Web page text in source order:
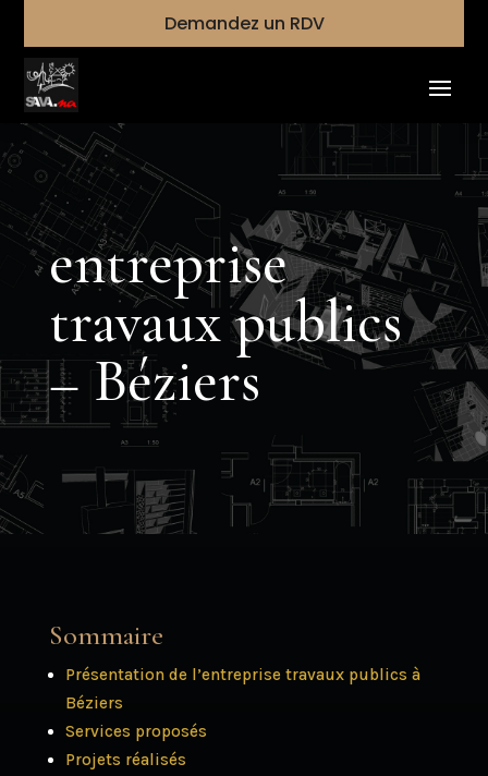
Demandez un RDV
entreprise
travaux publics
– Béziers
Sommaire
Présentation de l’entreprise travaux publics à
Béziers
Services proposés
Projets réalisés